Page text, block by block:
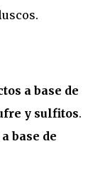
a base de
y sulfitos.
base de